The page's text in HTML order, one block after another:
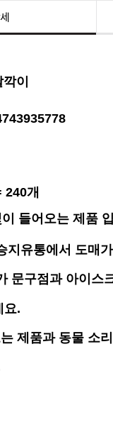
이
240개
들어오는 제품
지유통에서 도매
문구점과 아이스
요.
제품과 동물 소